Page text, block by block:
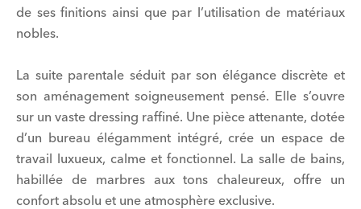
de ses finitions ainsi que par l’utilisation de matériaux
nobles.
La suite parentale séduit par son élégance discrète et
son aménagement soigneusement pensé. Elle s’ouvre
sur un vaste dressing raffiné. Une pièce attenante, dotée
d’un bureau élégamment intégré, crée un espace de
travail luxueux, calme et fonctionnel. La salle de bains,
habillée de marbres aux tons chaleureux, offre un
confort absolu et une atmosphère exclusive.